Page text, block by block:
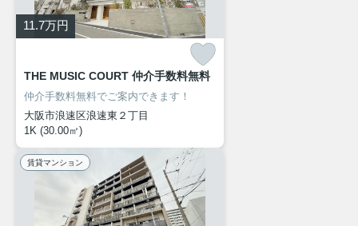
11.7万円
THE MUSIC COURT 仲介手数料無料
仲介手数料無料でご案内できます！
大阪市浪速区浪速東２丁目
1K (30.00㎡)
賃貸マンション